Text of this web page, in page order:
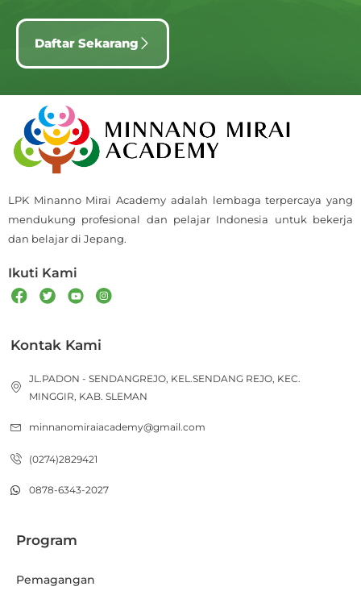
Daftar Sekarang
LPK Minanno Mirai Academy adalah lembaga terpercaya yang
mendukung profesional dan pelajar Indonesia untuk bekerja
dan belajar di Jepang.
Ikuti Kami
Kontak Kami
JL.PADON - SENDANGREJO, KEL.SENDANG REJO, KEC.
MINGGIR, KAB. SLEMAN
minnanomiraiacademy@gmail.com
(0274)2829421
0878-6343-2027
Program
Pemagangan